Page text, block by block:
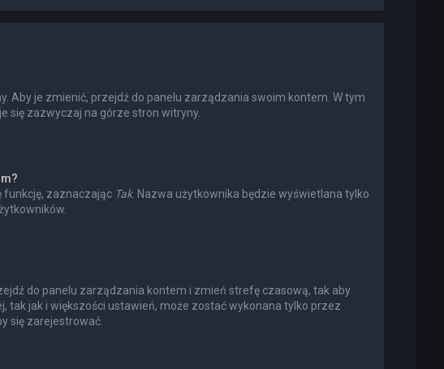
je zmienić, przejdź do panelu zarządzania swoim kontem. W tym
się zazwyczaj na górze stron witryny.
funkcję, zaznaczając Tak. Nazwa użytkownika będzie wyświetlana tylko
do panelu zarządzania kontem i zmień strefę czasową, tak aby
tak jak i większości ustawień, może zostać wykonana tylko przez
się zarejestrować.